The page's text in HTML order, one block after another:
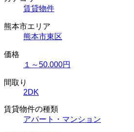
賃貸物件
熊本市エリア
熊本市東区
価格
１～50.000円
間取り
2DK
賃貸物件の種類
アパート・マンション